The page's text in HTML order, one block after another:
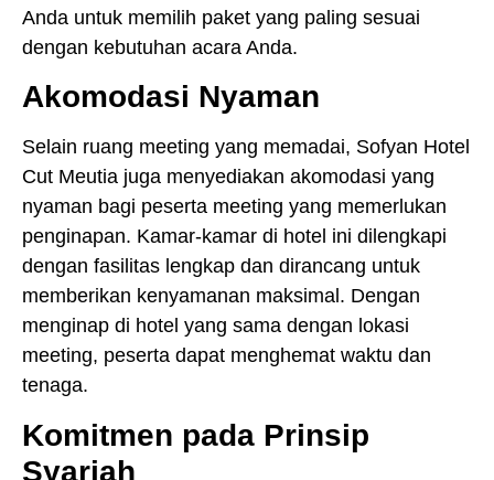
Anda untuk memilih paket yang paling sesuai
dengan kebutuhan acara Anda.
Akomodasi Nyaman
Selain ruang meeting yang memadai, Sofyan Hotel
Cut Meutia juga menyediakan akomodasi yang
nyaman bagi peserta meeting yang memerlukan
penginapan. Kamar-kamar di hotel ini dilengkapi
dengan fasilitas lengkap dan dirancang untuk
memberikan kenyamanan maksimal. Dengan
menginap di hotel yang sama dengan lokasi
meeting, peserta dapat menghemat waktu dan
tenaga.
Komitmen pada Prinsip
Syariah